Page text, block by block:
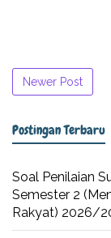
Newer Post
Postingan Terbaru
Soal Penilaian
Semester 2
Rakyat) 2026/